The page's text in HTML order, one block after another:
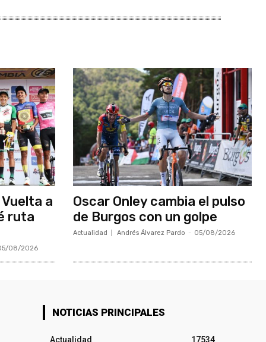
a
ruta
08/2026
Oscar Onley cambia el pulso
de Burgos con un golpe
Actualidad Andrés Álvarez Pardo - 05/08/2026
NOTICIAS PRINCIPALES
Actualidad
17534